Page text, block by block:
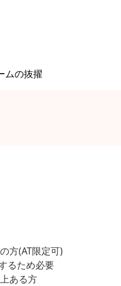
ムの抜擢
方(AT限定可)
るため必要
ある方